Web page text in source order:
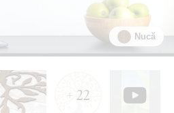
Nucă
+ 22